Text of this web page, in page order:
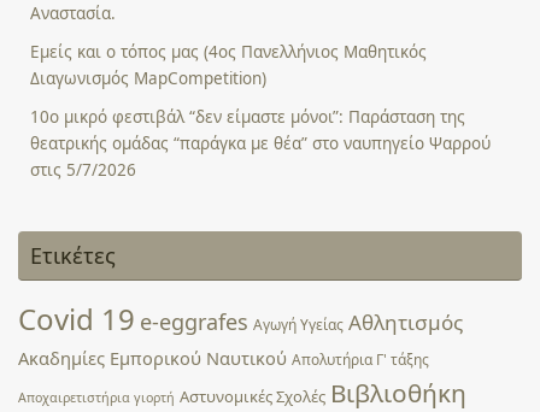
Αναστασία.
Εμείς και ο τόπος μας (4ος Πανελλήνιος Μαθητικός
Διαγωνισμός MapCompetition)
10ο μικρό φεστιβάλ “δεν είμαστε μόνοι”: Παράσταση της
θεατρικής ομάδας “παράγκα με θέα” στο ναυπηγείο Ψαρρού
στις 5/7/2026
Ετικέτες
Covid 19 e-eggrafes Αγωγή Υγείας Αθλητισμός
Ακαδημίες Εμπορικού Ναυτικού Απολυτήρια Γ' τάξης
Αποχαιρετιστήρια γιορτή Αστυνομικές Σχολές Βιβλιοθήκη